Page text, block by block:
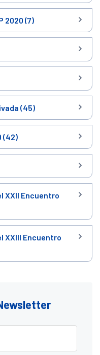
2020 (7)
(45)
(42)
XXII Encuentro
XXIII Encuentro